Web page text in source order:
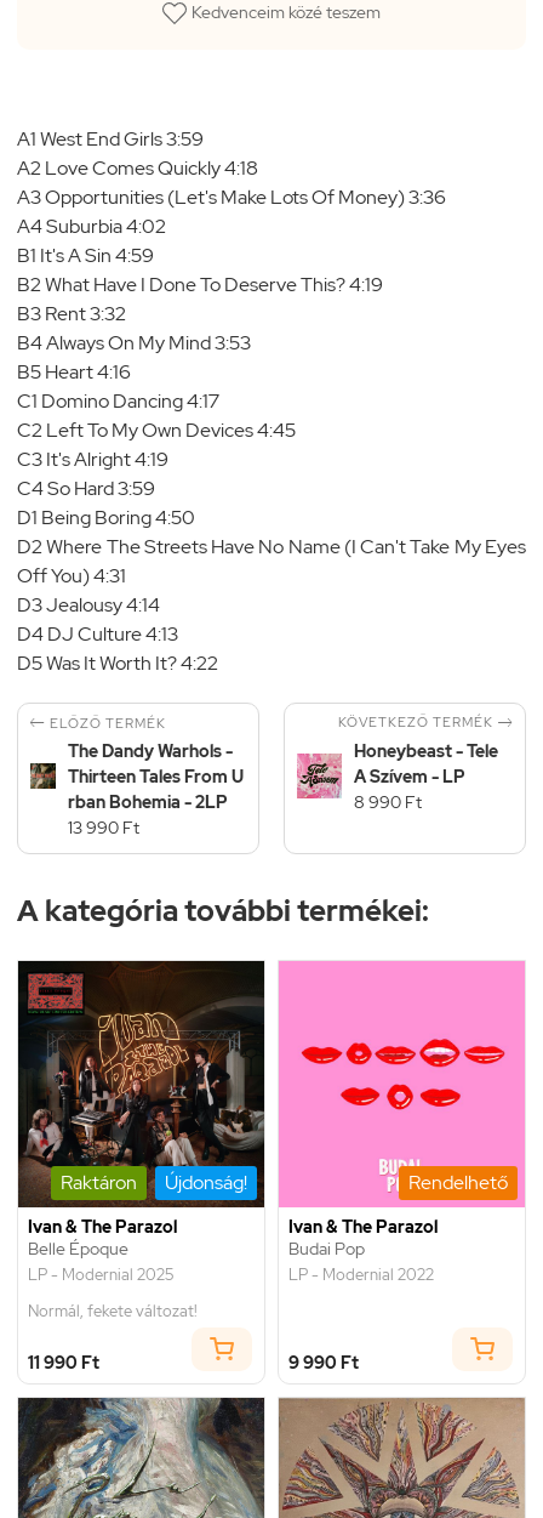
Kedvenceim közé teszem
A1 West End Girls 3:59
A2 Love Comes Quickly 4:18
A3 Opportunities (Let's Make Lots Of Money) 3:36
A4 Suburbia 4:02
B1 It's A Sin 4:59
B2 What Have I Done To Deserve This? 4:19
B3 Rent 3:32
B4 Always On My Mind 3:53
B5 Heart 4:16
C1 Domino Dancing 4:17
C2 Left To My Own Devices 4:45
C3 It's Alright 4:19
C4 So Hard 3:59
D1 Being Boring 4:50
D2 Where The Streets Have No Name (I Can't Take My Eyes
Off You) 4:31
D3 Jealousy 4:14
D4 DJ Culture 4:13
D5 Was It Worth It? 4:22
 ELŐZŐ TERMÉK
The Dandy Warhols -
Thirteen Tales From U
rban Bohemia - 2LP
13 990 Ft
KÖVETKEZŐ TERMÉK 
Honeybeast - Tele
A Szívem - LP
8 990 Ft
A kategória további termékei:
Raktáron Újdonság!
Ivan & The Parazol
Belle Époque
LP - Modernial 2025
Normál, fekete változat!
11 990 Ft
Rendelhető
Ivan & The Parazol
Budai Pop
LP - Modernial 2022
9 990 Ft